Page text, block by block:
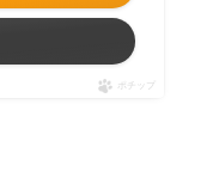
ポチップ